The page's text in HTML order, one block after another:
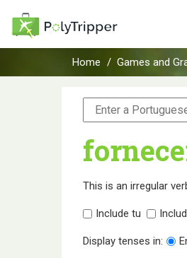
Home Games and
This is an irregular
Include tu
Display tenses in: